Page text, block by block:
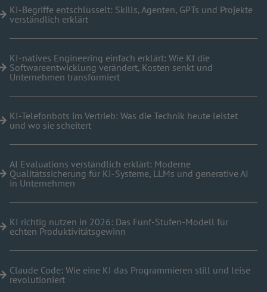
KI-Begriffe entschlüsselt: Skills, Agenten, GPTs und Projekte
verständlich erklärt
KI-natives Engineering einfach erklärt: Wie KI die
Softwareentwicklung verändert, Kosten senkt und
Unternehmen transformiert
KI-Telefonbots im Vertrieb: Was die Technik heute leistet
und wo sie scheitert
AI Evaluations verständlich erklärt: Moderne
Qualitätssicherung für KI-Systeme, LLMs und generative AI
in Unternehmen
KI richtig nutzen in 2026: Das Fünf-Stufen-Modell für
echten Produktivitätsgewinn
Claude Code: Wie eine KI das Programmieren still und leise
revolutioniert